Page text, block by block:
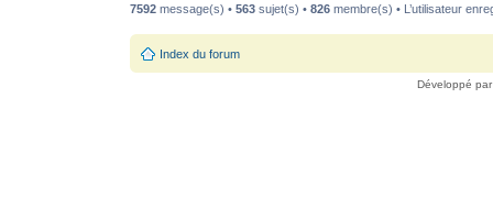
7592 message(s) • 563 sujet(s) • 826 membre(s) • L’utilisateur
Index du forum
Développé